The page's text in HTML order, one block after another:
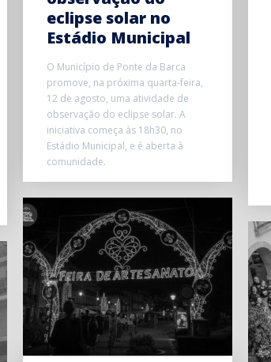
eclipse solar no
Estádio Municipal
O Município de Ponte da Barca
promove, na próxima quarta-feira,
12 de agosto, uma atividade de
observação do eclipse solar. A
iniciativa começa às 18h30, no
Estádio Municipal, e é aberta à
comunidade.